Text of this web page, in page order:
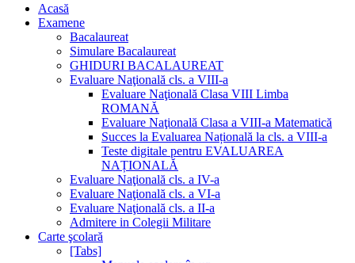
Acasă
Examene
Bacalaureat
Simulare Bacalaureat
GHIDURI BACALAUREAT
Evaluare Naţională cls. a VIII-a
Evaluare Naţională Clasa VIII Limba
ROMANĂ
Evaluare Naţională Clasa a VIII-a Matematică
Succes la Evaluarea Națională la cls. a VIII-a
Teste digitale pentru EVALUAREA
NAȚIONALĂ
Evaluare Naţională cls. a IV-a
Evaluare Naţională cls. a VI-a
Evaluare Naţională cls. a II-a
Admitere in Colegii Militare
Carte şcolară
[Tabs]